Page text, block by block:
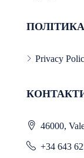
Privacy
46000,
+34 643